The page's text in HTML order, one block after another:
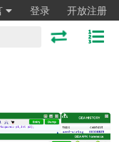
登录 开放注册